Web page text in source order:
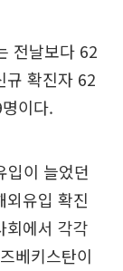
전날보다 62
규 확진자 62
이다.
입이 늘었던
유입 확진
회에서 각각
베키스탄이